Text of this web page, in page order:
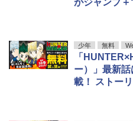
がジャンプ
少年 無料
「
ー）」最新
載！ ストー